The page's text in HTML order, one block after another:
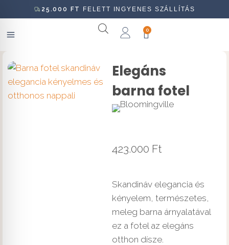
25.000 FT FELETT INGYENES SZÁLLÍTÁS
0
Elegáns
barna fotel
423.000 Ft
Skandináv elegancia és
kényelem, természetes,
meleg barna árnyalatával
ez a fotel az elegáns
otthon dísze.